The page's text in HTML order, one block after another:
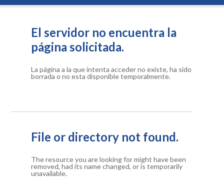
El servidor no encuentra la
página solicitada.
La página a la que intenta acceder no existe, ha sido
borrada o no esta disponible temporalmente.
File or directory not found.
The resource you are looking for might have been
removed, had its name changed, or is temporarily
unavailable.